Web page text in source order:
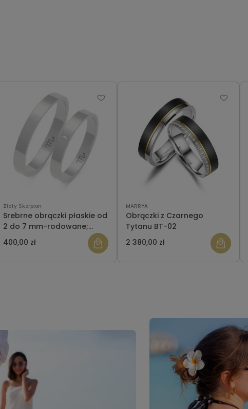
Złoty Skorpion
Srebrne obrączki płaskie od
2 do 7 mm-rodowane;
pozłacane
400,00 zł
MARRYA
Obrączki z Czarnego
Tytanu BT-02
2 380,00 zł